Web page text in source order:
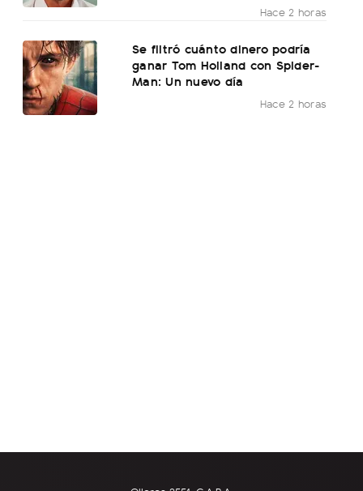
Hace 2 horas
Se filtró cuánto dinero podría
ganar Tom Holland con Spider-
Man: Un nuevo día
Hace 2 horas